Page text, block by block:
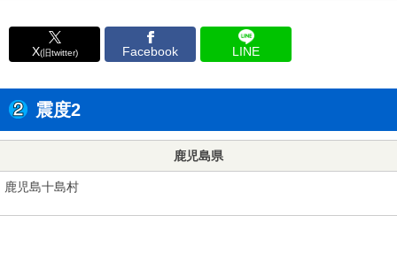
X(旧twitter) Facebook LINE
震度2
鹿児島県
鹿児島十島村